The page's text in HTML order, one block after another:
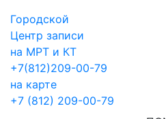
Городской
Центр записи
на МРТ и КТ
+7(812)209-00-79
на карте
+7 (812) 209-00-79